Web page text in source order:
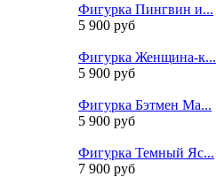
Фигурка Пингвин и...
5 900 руб
Фигурка Женщина-к...
5 900 руб
Фигурка Бэтмен Ма...
5 900 руб
Фигурка Темный Яс...
7 900 руб